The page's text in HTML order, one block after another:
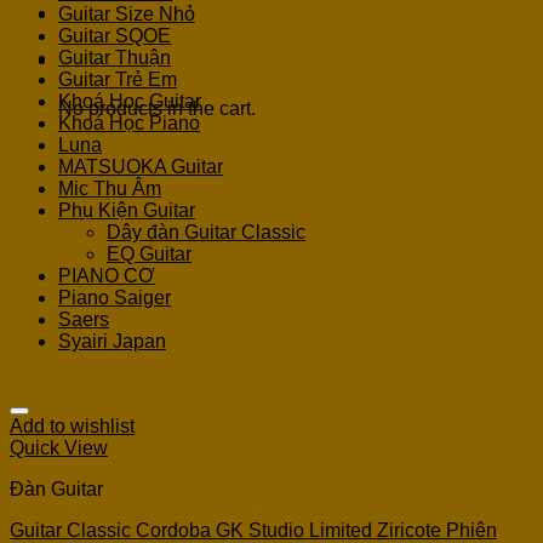
Cart
No products in the cart.
Guitar Size Nhỏ
Guitar SQOE
Guitar Thuận
Guitar Trẻ Em
Khoá Học Guitar
Khoá Học Piano
Luna
MATSUOKA Guitar
Mic Thu Âm
Phụ Kiện Guitar
Dây đàn Guitar Classic
EQ Guitar
PIANO CƠ
Piano Saiger
Saers
Syairi Japan
Add to wishlist
Quick View
Đàn Guitar
Guitar Classic Cordoba GK Studio Limited Ziricote Phiên